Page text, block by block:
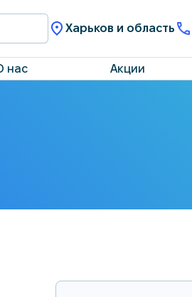
Харьков и область
нас Акции